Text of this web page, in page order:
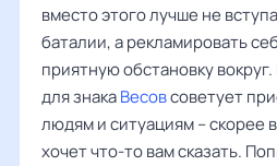
вместо этого лучше не
баталии, а рекламировать
приятную обстановку
для знакаВесовсоветует
людям и ситуациям – скорее
хочет что-то вам сказать.